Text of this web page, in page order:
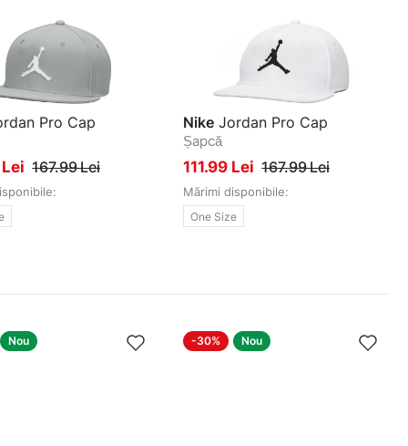
Pro Cap
167.99 Lei
Nike Jordan Pro Cap
Șapcă
111.99 Lei 167.99 Lei
Mărimi disponibile:
One Size
Nou -30% Nou